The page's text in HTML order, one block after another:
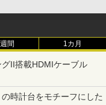
間 1カ月
II搭載HDMIケーブル
時計台をモチーフにした